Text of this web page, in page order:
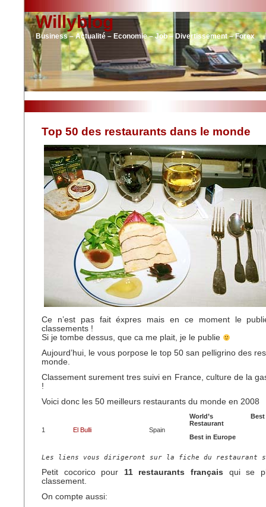
Willyblog
Business – Actualité – Economie – Job – Divertissement – Forex
Top 50 des restaurants dans le monde
Ce n’est pas fait éxpres mais en ce moment le
classements !
Si je tombe dessus, que ca me plait, je le publie
Aujourd’hui, le vous porpose le top 50 san pelligrino des
monde.
Classement surement tres suivi en France, culture de la
!
Voici donc les 50 meilleurs restaurants du monde en 2008
1 El Bulli Spain
World’s Best
Restaurant
Best in Europe
Les liens vous dirigeront sur la fiche du
Petit cocorico pour 11 restaurants français qui se
classement.
On compte aussi: